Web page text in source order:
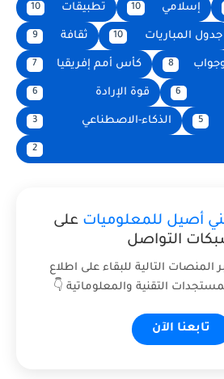
إسلامي تطبيقات
المباريات ثقافة
كأس أمم إفريقيا
قوة الإرادة
الذكاء-الاصطناعي
أصيل للمعلومياتعلى
التواصل
التالية للبقاء على اطلاع
التقنية والمعلوماتية 👇
تابعنا الآن